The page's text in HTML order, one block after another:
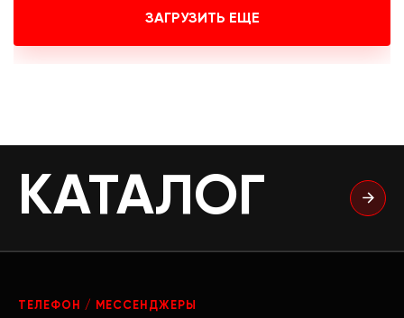
ЗАГРУЗИТЬ ЕЩЕ
КАТАЛОГ
ТЕЛЕФОН / МЕССЕНДЖЕРЫ